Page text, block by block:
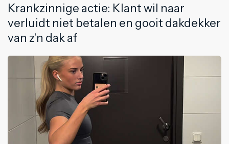
Krankzinnige actie: Klant wil naar
verluidt niet betalen en gooit dakdekker
van z'n dak af